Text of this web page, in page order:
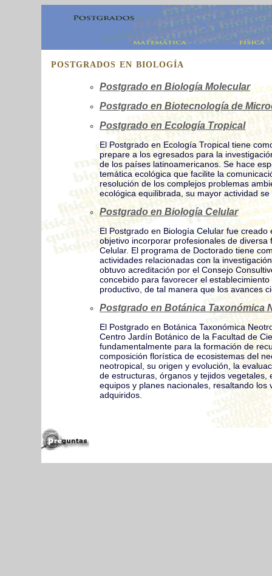
POSTGRADOS EN BIOLOGÍA
Postgrado en Biología Molecular
Postgrado en Biotecnología de
Postgrado en Ecología Tropical
El Postgrado en Ecología Tropical tiene
prepare a los egresados para la
de los países latinoamericanos. Se hace
temática ecológica que facilite la
resolución de los complejos problemas
ecológica equilibrada, su mayor actividad
Postgrado en Biología Celular
El Postgrado en Biología Celular fue
objetivo incorporar profesionales de
Celular. El programa de Doctorado tiene
actividades relacionadas con la
obtuvo acreditación por el Consejo
concebido para favorecer el
productivo, de tal manera que los avances
Postgrado en Botánica Taxonómica
El Postgrado en Botánica Taxonómica
Centro Jardín Botánico de la Facultad de
fundamentalmente para la formación de
composición florística de ecosistemas del
neotropical, su origen y evolución, la
de estructuras, órganos y tejidos
equipos y planes nacionales, resaltando
adquiridos.